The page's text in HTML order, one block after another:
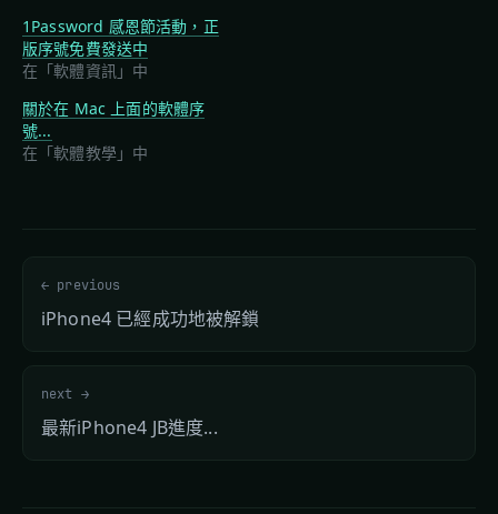
1Password 感恩節活動，正
版序號免費發送中
在「軟體資訊」中
關於在 Mac 上面的軟體序
號...
在「軟體教學」中
← previous
iPhone4 已經成功地被解鎖
next →
最新iPhone4 JB進度...